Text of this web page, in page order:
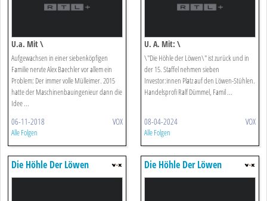
U.a. Mit \
Aufgewachsen in einer siebenköpfigen
Familie nervte Alex Baechler vor allem ein
Problem: Der immer volle Mülleimer. 2015
hatte der Maschinenbauingenieur dann die
Idee ...
06-11-2018 VOX
Alle Folgen
U. A. Mit: \
\"Die Höhle der Löwen\" ist zurück und in
der 15. Staffel nehmen sieben
Investor:innen Platz auf den Löwen-Stühlen.
Handelsprofi Ralf Dümmel, Famil ...
08-04-2024 VOX
Alle Folgen
Die Höhle Der Löwen Die Höhle Der Löwen